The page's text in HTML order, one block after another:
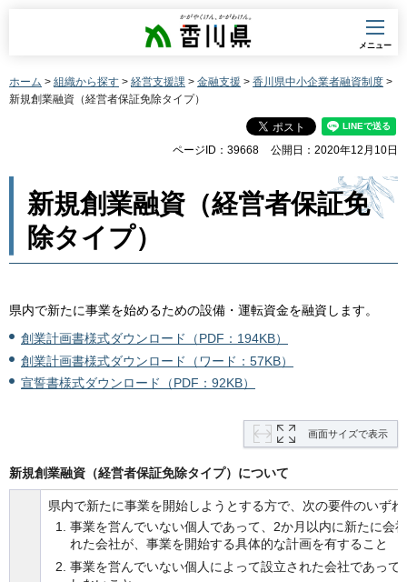
香川県
メニュー
ホーム > 組織から探す > 経営支援課 > 金融支援 > 香川県中小企業者融資制度 >
新規創業融資（経営者保証免除タイプ）
ページID：39668 公開日：2020年12月10日
新規創業融資（経営者保証免
除タイプ）
県内で新たに事業を始めるための設備・運転資金を融資します。
創業計画書様式ダウンロード（PDF：194KB）
創業計画書様式ダウンロード（ワード：57KB）
宣誓書様式ダウンロード（PDF：92KB）
画面サイズで表示
新規創業融資（経営者保証免除タイプ）について
県内で新たに事業を開始しようとする方で、次の要件のいず
事業を営んでいない個人であって、2か月以内に新たに会
れた会社が、事業を開始する具体的な計画を有すること
事業を営んでいない個人によって設立された会社であっ